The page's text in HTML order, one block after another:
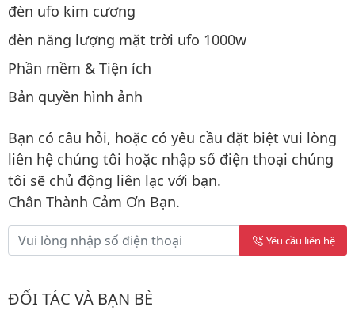
đèn ufo kim cương
đèn năng lượng mặt trời ufo 1000w
Phần mềm & Tiện ích
Bản quyền hình ảnh
Bạn có câu hỏi, hoặc có yêu cầu đặt biệt vui lòng
liên hệ chúng tôi hoặc nhập số điện thoại chúng
tôi sẽ chủ động liên lạc với bạn.
Chân Thành Cảm Ơn Bạn.
Yêu cầu liên hệ
ĐỐI TÁC VÀ BẠN BÈ